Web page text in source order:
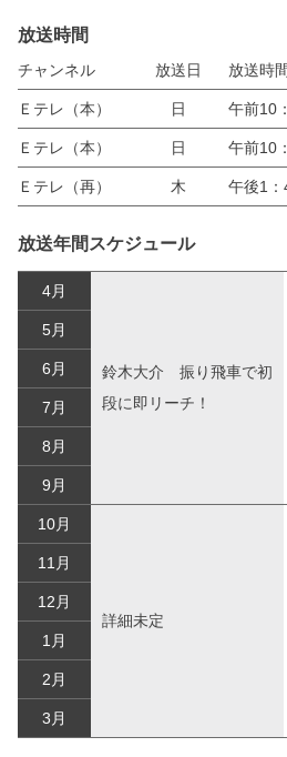
放送時間
チャンネル 放送日 放送時間
Ｅテレ（本） 日 午前10
Ｅテレ（本） 日 午前10
Ｅテレ（再） 木 午後1
放送年間スケジュール
4月
鈴木大介 振り飛車で初
段に即リーチ！
5月
6月
7月
8月
9月
10月
詳細未定
11月
12月
1月
2月
3月